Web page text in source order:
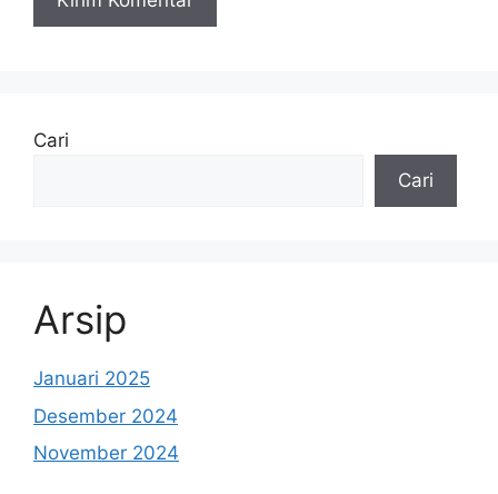
Cari
Cari
Arsip
Januari 2025
Desember 2024
November 2024